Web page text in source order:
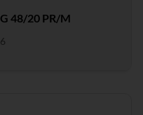
48/20 PR/M